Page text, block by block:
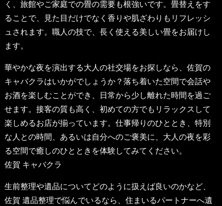
く、旅館やご家庭での畳の需要も根強いです。畳替えをす
ることで、見た目だけでなく香りや肌ざわりもリフレッシ
ュされます。職人の技で、長く使える美しい畳をお届けし
ます。
華やかな夜を演出する大人の社交場をお探しなら、佐賀の
キャバクラはいかがでしょうか？落ち着いた空間で会話や
お酒を楽しむことができ、日常から少し離れた時間を過ご
せます。接客の質も高く、初めての方でもリラックスして
楽しめるお店が揃っています。仕事帰りのひととき、特別
な人との時間、あるいは自分へのご褒美に、大人の夜を彩
る空間で癒しのひとときを体験してみてください。
佐賀 キャバクラ
生前整理や遺品についてどのように扱えば良いのかなど、
佐賀 遺品整理で悩んでいるなら、住まいるパートナーへ遺